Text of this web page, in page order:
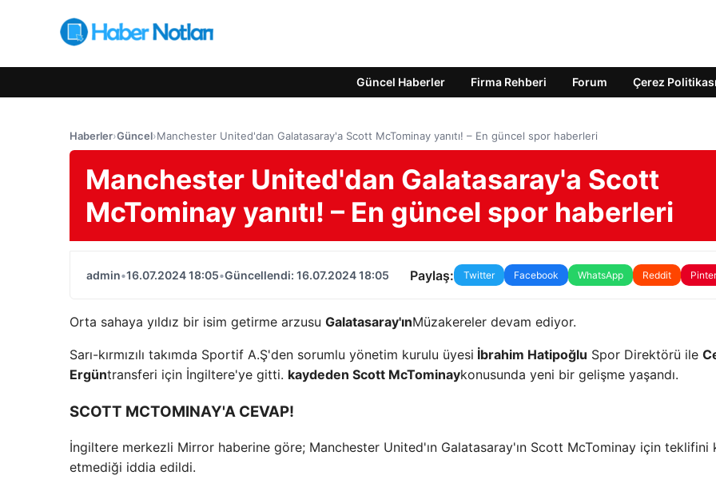
Güncel Haberler Firma Rehberi Forum Çerez Politikası
Haberler›Güncel›Manchester United'dan Galatasaray'a Scott McTominay yanıtı! – En güncel spor haberleri
Manchester United'dan Galatasaray'a Scott
McTominay yanıtı! – En güncel spor haberleri
admin•16.07.2024 18:05•Güncellendi: 16.07.2024 18:05 Paylaş: Twitter Facebook WhatsApp Reddit
Orta sahaya yıldız bir isim getirme arzusu Galatasaray'ınMüzakereler devam ediyor.
Sarı-kırmızılı takımda Sportif A.Ş'den sorumlu yönetim kurulu üyesi İbrahim Hatipoğlu Spor Direktörü ile
Ergüntransferi için İngiltere'ye gitti. kaydeden Scott McTominaykonusunda yeni bir gelişme yaşandı.
SCOTT MCTOMINAY'A CEVAP!
İngiltere merkezli Mirror haberine göre; Manchester United'ın Galatasaray'ın Scott McTominay için teklifini
etmediği iddia edildi.